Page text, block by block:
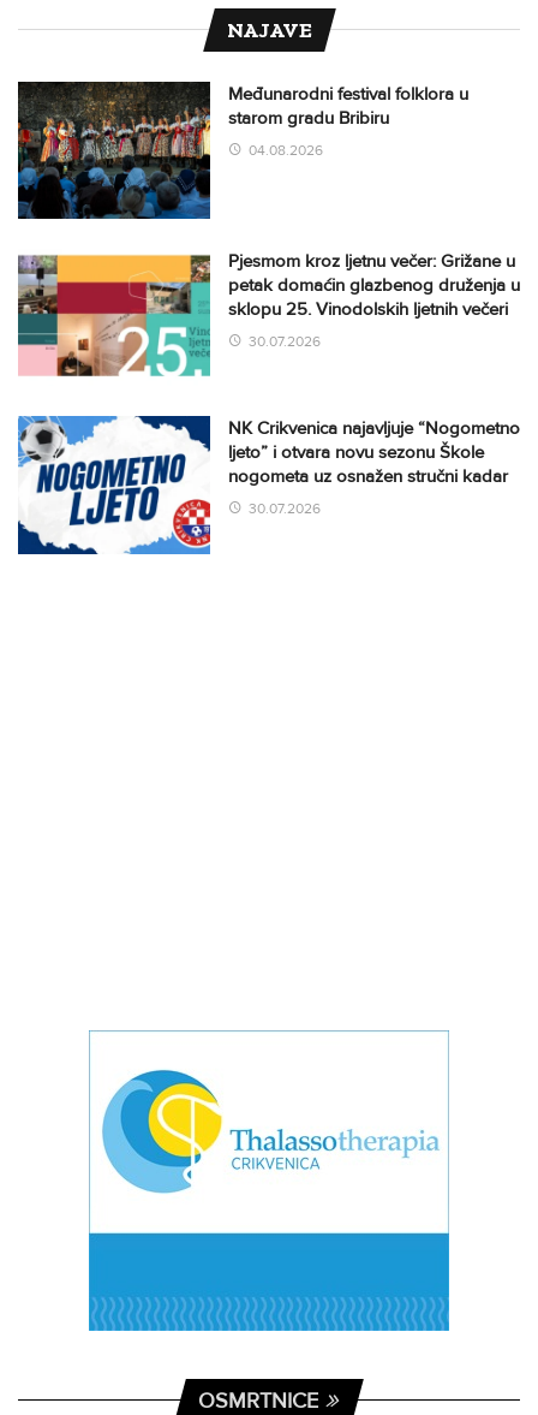
NAJAVE
Međunarodni festival folklora u
starom gradu Bribiru
04.08.2026
Pjesmom kroz ljetnu večer: Grižane u
petak domaćin glazbenog druženja u
sklopu 25. Vinodolskih ljetnih večeri
30.07.2026
NK Crikvenica najavljuje “Nogometno
ljeto” i otvara novu sezonu Škole
nogometa uz osnažen stručni kadar
30.07.2026
OSMRTNICE